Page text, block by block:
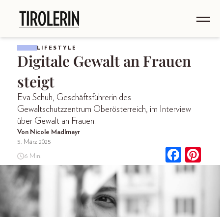
LIFESTYLE
Digitale Gewalt an Frauen
steigt
Eva Schuh, Geschäftsführerin des
Gewaltschutzzentrum Oberösterreich, im Interview
über Gewalt an Frauen.
Von Nicole Madlmayr
5. März 2025
6 Min.